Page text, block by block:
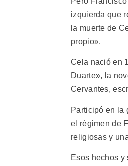
izquierda que
la muerte de
propio».
Cela nació en
Duarte», la
Cervantes,
Participó en la
el régimen de
religiosas y
Esos hechos